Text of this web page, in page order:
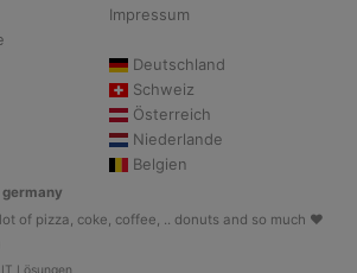
Impressum
Deutschland
Schweiz
Österreich
Niederlande
Belgien
germany
of pizza, coke, coffee, .. donuts and so much ♥